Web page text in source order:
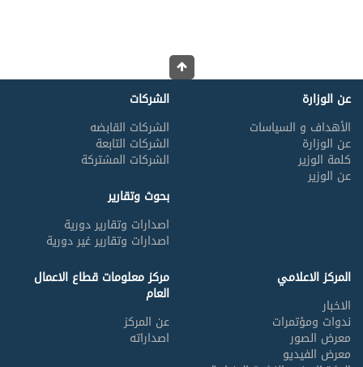
عن الوزارة
الأهداف و السياسات
عن الوزارة
كلمة الوزير
عن الوزير
الشركات
الشركات القابضه
الشركات التابعة
الشركات المشتركة
بحوث وتقارير
اصدارات وتقارير دورية
اصدارات وتقارير غير دورية
المركز الاعلامي
الاخبار
ندوات ومؤتمرات
معرض الصور
معرض الفيديو
مركز معلومات قطاع الاعمال
العام
عن المركز
اصداراته